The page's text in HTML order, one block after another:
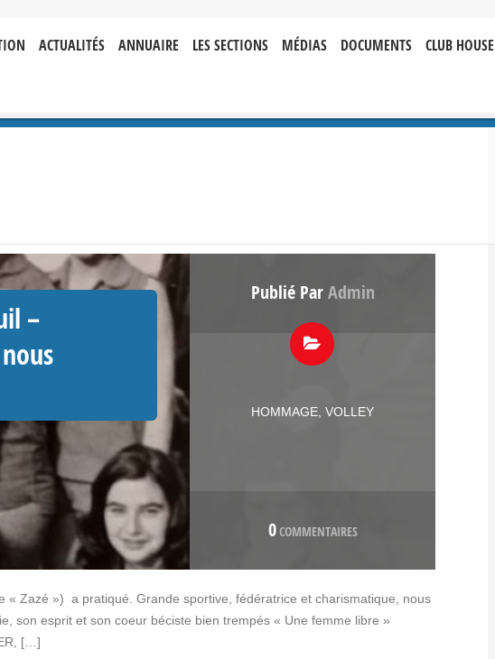
ACTUALITÉS ANNUAIRE LES SECTIONS MÉDIAS DOCUMENTS CLUB HOUSE
–
Publié ParAdmin
HOMMAGE ,VOLLEY
0COMMENTAIRES
« Zazé ») a pratiqué. Grande sportive, fédératrice et charismatique, nous
son esprit et son coeur béciste bien trempés « Une femme libre »
[…]